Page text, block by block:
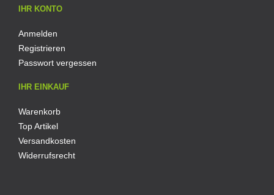
IHR KONTO
Anmelden
Registrieren
Passwort vergessen
IHR EINKAUF
Warenkorb
Top Artikel
Versandkosten
Widerrufsrecht